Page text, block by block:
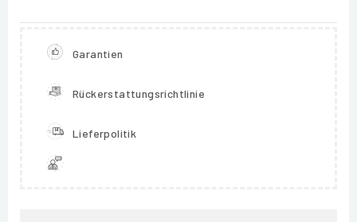
Garantien
Rückerstattungsrichtlinie
Lieferpolitik